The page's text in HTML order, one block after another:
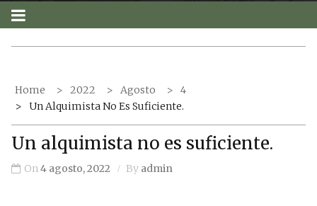
Home 2022 Agosto
4
Un Alquimista No Es Suficiente.
Un alquimista no es suficiente.
On 4 agosto, 2022 By admin